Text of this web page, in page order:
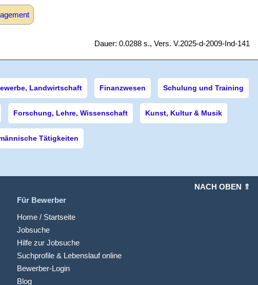
Dauer: 0.0288 s., Vers. V.2025-d-2009-Ind-141
Landwirtschaft Finanzwesen Schulung und Training
Forschung, Lehre, Wissenschaft Kunst, Kultur & Musik
Tätigkeiten
NACH OBEN ⇑
Für Bewerber
Home / Startseite
Jobsuche
Hilfe zur Jobsuche
Suchprofile & Lebenslauf online
Bewerber-Login
Blog